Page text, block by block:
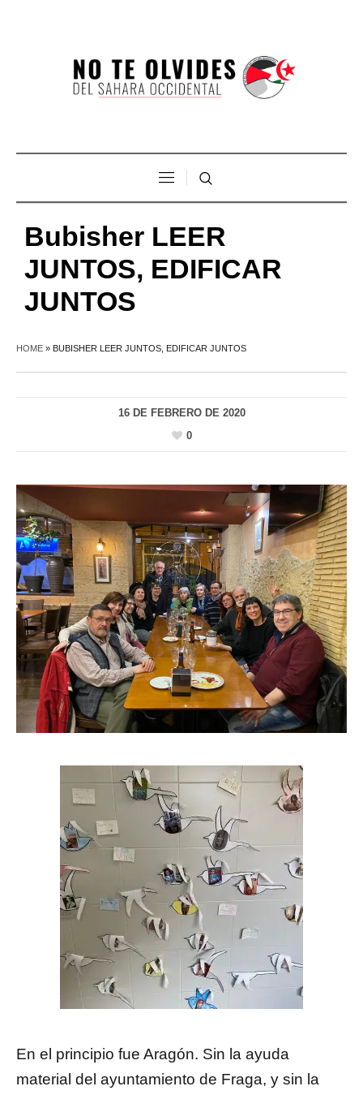
Bubisher LEER
JUNTOS, EDIFICAR
JUNTOS
HOME » BUBISHER LEER JUNTOS, EDIFICAR JUNTOS
16 DE FEBRERO DE 2020
0
En el principio fue Aragón. Sin la ayuda
material del ayuntamiento de Fraga, y sin la